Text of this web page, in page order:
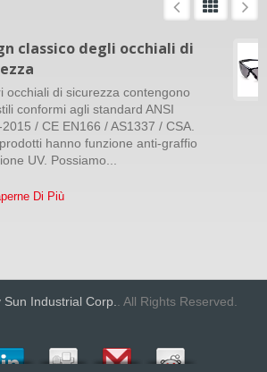
classico degli occhiali di
occhiali di sicurezza contengono
conformi agli standard ANSI
/ CE EN166 / AS1337 / CSA.
hanno funzione anti-graffio
UV. Possiamo...
Di Più
Sun Industrial Corp.. All Rights Reserved.